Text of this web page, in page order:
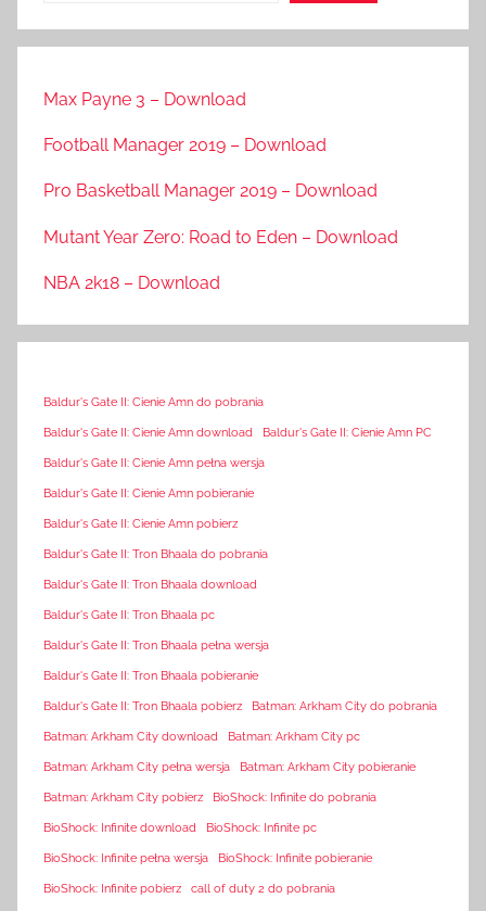
Max Payne 3 – Download
Football Manager 2019 – Download
Pro Basketball Manager 2019 – Download
Mutant Year Zero: Road to Eden – Download
NBA 2k18 – Download
Baldur's Gate II: Cienie Amn do pobrania
Baldur's Gate II: Cienie Amn download Baldur's Gate II: Cienie Amn PC
Baldur's Gate II: Cienie Amn pełna wersja
Baldur's Gate II: Cienie Amn pobieranie
Baldur's Gate II: Cienie Amn pobierz
Baldur's Gate II: Tron Bhaala do pobrania
Baldur's Gate II: Tron Bhaala download
Baldur's Gate II: Tron Bhaala pc
Baldur's Gate II: Tron Bhaala pełna wersja
Baldur's Gate II: Tron Bhaala pobieranie
Baldur's Gate II: Tron Bhaala pobierz Batman: Arkham City do pobrania
Batman: Arkham City download Batman: Arkham City pc
Batman: Arkham City pełna wersja Batman: Arkham City pobieranie
Batman: Arkham City pobierz BioShock: Infinite do pobrania
BioShock: Infinite download BioShock: Infinite pc
BioShock: Infinite pełna wersja BioShock: Infinite pobieranie
BioShock: Infinite pobierz call of duty 2 do pobrania